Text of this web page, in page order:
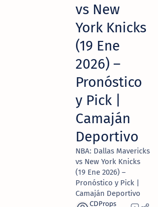
vs New
York Knicks
(19 Ene
2026) –
Pronóstico
y Pick |
Camaján
Deportivo
NBA: Dallas Mavericks
vs New York Knicks
(19 Ene 2026) –
Pronóstico y Pick |
Camaján Deportivo